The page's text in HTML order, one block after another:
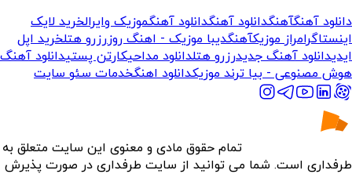
دانلود آهنگآهنگدانلود آهنگدانلود آهنگموزیک وایرالخرید لایک
اینستاگرامراز موزیکآهنگدیبا موزیک - اهنگ روزرزرو هتلخرید اپل
ایدیدانلود آهنگ جدیدرزرو هتلدانلود مداحیکارتن پستیدانلود آهنگ
هوش مصنوعی - بیا ترند موزیکدانلود اهنگخدمات سئو سایت
تمام حقوق مادی و معنوی این سایت متعلق به
طرفداری است. شما می توانید از سایت طرفداری در صورت پذیرش